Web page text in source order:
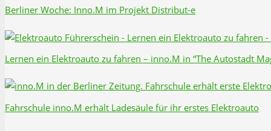
Berliner Woche: Inno.M im Projekt Distribut-e
Lernen ein Elektroauto zu fahren – inno.M in “The Autostadt
Fahrschule inno.M erhält Ladesäule für ihr erstes Elektroauto